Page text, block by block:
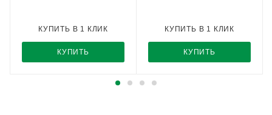
КУПИТЬ
КУПИТЬ В 1 КЛИК
КУПИТЬ
КУПИТЬ В 1 КЛИК